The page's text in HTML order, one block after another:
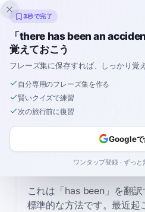
Inklingo
スペイン語›言い方›事故がありました
スペイン語で
事故があり
の言い方
Ha habido un
これは「has been」を翻
標準的な方法です。最近起
3秒で完了
「there has been an
覚えておこう
フレーズ集に保存すれば、しっかり覚
自分専用のフレーズ集を作る
賢いクイズで練習
次の旅行前に復習
Googleで
ワンタップ登録 · ずっと